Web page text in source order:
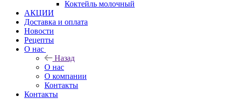
Коктейль молочный
АКЦИИ
Доставка и оплата
Новости
Рецепты
О нас
Назад
О нас
О компании
Контакты
Контакты